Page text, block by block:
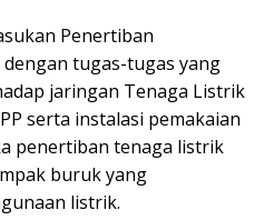
Penertiban
tugas-tugas yang
jaringan Tenaga Listrik
serta instalasi pemakaian
penertiban tenaga listrik
buruk yang
listrik.